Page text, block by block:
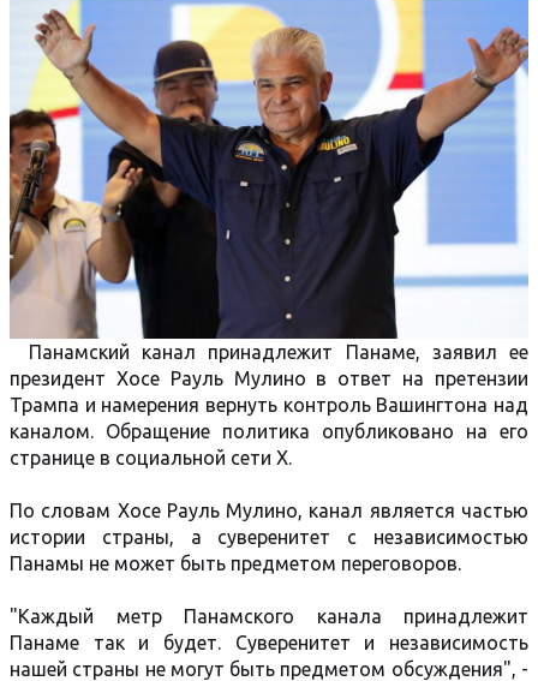
Панамский канал принадлежит Панаме, заявил ее
президент Хосе Рауль Мулино в ответ на претензии
Трампа и намерения вернуть контроль Вашингтона над
каналом. Обращение политика опубликовано на его
странице в социальной сети X.
По словам Хосе Рауль Мулино, канал является частью
истории страны, а суверенитет с независимостью
Панамы не может быть предметом переговоров.
"Каждый метр Панамского канала принадлежит
Панаме так и будет. Суверенитет и независимость
нашей страны не могут быть предметом обсуждения", -